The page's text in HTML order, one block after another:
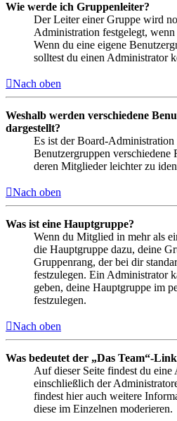
Wie werde ich Gruppenleiter?
Der Leiter einer Gruppe wird
Administration festgelegt,
Wenn du eine eigene
solltest du einen Administrator
Nach oben
Weshalb werden verschiedene
dargestellt?
Es ist der Board-Administration
Benutzergruppen verschiedene
deren Mitglieder leichter zu
Nach oben
Was ist eine Hauptgruppe?
Wenn du Mitglied in mehr als
die Hauptgruppe dazu, deine
Gruppenrang, der bei dir
festzulegen. Ein Administrator
geben, deine Hauptgruppe im
festzulegen.
Nach oben
Was bedeutet der „Das Team“-
Auf dieser Seite findest du eine
einschließlich der
findest hier auch weitere
diese im Einzelnen moderieren.